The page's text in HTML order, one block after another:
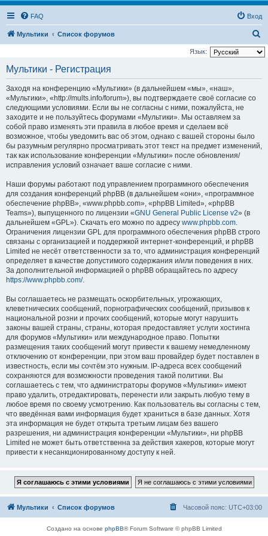
FAQ Вход
Мультики Список форумов
о
Язык:
Мультики - Регистрация
Заходя на конференцию «Мультики» (в дальнейшем «мы», «наш»,
«Мультики», «http://mults.info/forum»), вы подтверждаете своё согласие со
следующими условиями. Если вы не согласны с ними, пожалуйста, не
заходите и не пользуйтесь форумами «Мультики». Мы оставляем за
собой право изменять эти правила в любое время и сделаем всё
возможное, чтобы уведомить вас об этом, однако с вашей стороны было
бы разумным регулярно просматривать этот текст на предмет изменений,
так как использование конференции «Мультики» после обновления/
исправления условий означает ваше согласие с ними.
Наши форумы работают под управлением программного обеспечения
для создания конференций phpBB (в дальнейшем «они», «программное
обеспечение phpBB», «www.phpbb.com», «phpBB Limited», «phpBB
Teams»), выпущенного по лицензии «GNU General Public License v2» (в
дальнейшем «GPL»). Скачать его можно по адресу www.phpbb.com.
Ограничения лицензии GPL для программного обеспечения phpBB строго
связаны с организацией и поддержкой интернет-конференций, и phpBB
Limited не несёт ответственности за то, что администрация конференций
определяет в качестве допустимого содержания и/или поведения в них.
За дополнительной информацией о phpBB обращайтесь по адресу
https://www.phpbb.com/.
Вы соглашаетесь не размещать оскорбительных, угрожающих,
клеветнических сообщений, порнографических сообщений, призывов к
национальной розни и прочих сообщений, которые могут нарушить
законы вашей страны, страны, которая предоставляет услуги хостинга
для форумов «Мультики» или международное право. Попытки
размещения таких сообщений могут привести к вашему немедленному
отключению от конференции, при этом ваш провайдер будет поставлен в
известность, если мы сочтём это нужным. IP-адреса всех сообщений
сохраняются для возможности проведения такой политики. Вы
соглашаетесь с тем, что администраторы форумов «Мультики» имеют
право удалить, отредактировать, перенести или закрыть любую тему в
любое время по своему усмотрению. Как пользователь вы согласны с тем,
что введённая вами информация будет храниться в базе данных. Хотя
эта информация не будет открыта третьим лицам без вашего
разрешения, ни администрация конференции «Мультики», ни phpBB
Limited не может быть ответственна за действия хакеров, которые могут
привести к несанкционированному доступу к ней.
Мультики Список форумов Часовой пояс: UTC+03:00
Создано на основе phpBB® Forum Software © phpBB Limited